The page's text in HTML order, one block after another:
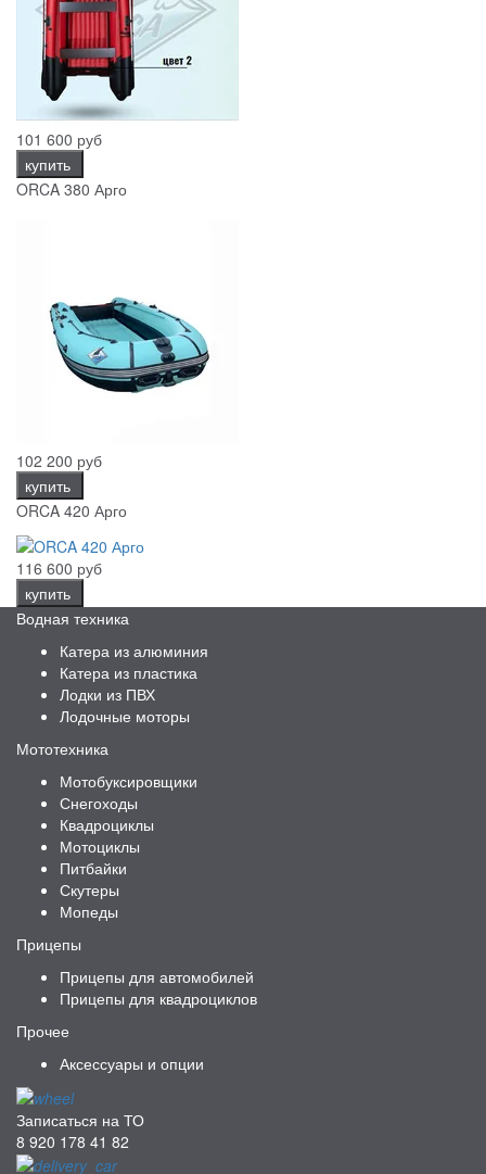
101 600 руб
купить
ORCA 380 Арго
102 200 руб
купить
ORCA 420 Арго
116 600 руб
купить
Водная техника
Катера из алюминия
Катера из пластика
Лодки из ПВХ
Лодочные моторы
Мототехника
Мотобуксировщики
Снегоходы
Квадроциклы
Мотоциклы
Питбайки
Скутеры
Мопеды
Прицепы
Прицепы для автомобилей
Прицепы для квадроциклов
Прочее
Аксессуары и опции
Записаться на ТО
8 920 178 41 82